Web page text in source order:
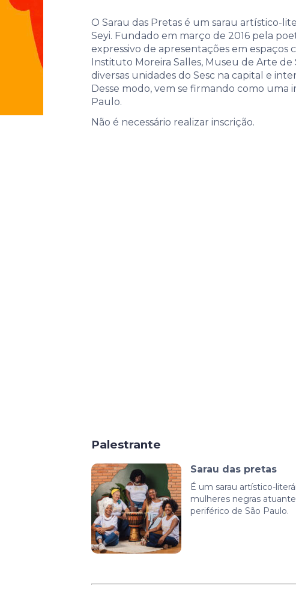
O Sarau das Pretas é um sarau artístico-
Seyi. Fundado em março de 2016 pela
expressivo de apresentações em espaços
Instituto Moreira Salles, Museu de Arte
diversas unidades do Sesc na capital e
Desse modo, vem se firmando como
Paulo.
Não é necessário realizar inscrição.
Palestrante
Sarau das pretas
É um sarau artístico-
mulheres negras
periférico de São Paulo.